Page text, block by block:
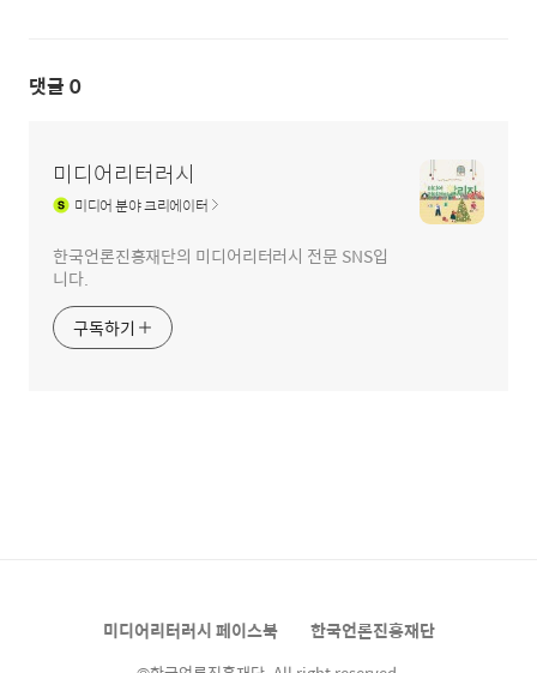
댓글 0
미디어리터러시
미디어분야 크리에이터
한국언론진흥재단의 미디어리터러시 전문 SNS입
니다.
구독하기
미디어리터러시 페이스북 한국언론진흥재단